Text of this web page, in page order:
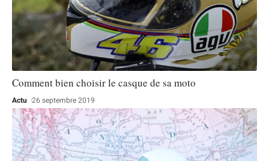
Comment bien choisir le casque de sa moto
Actu 26 septembre 2019